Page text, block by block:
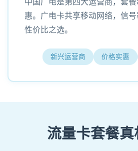
惠。广电卡共享移动网络，信
性价比之选。
新兴运营商 价格实惠
流量卡套餐